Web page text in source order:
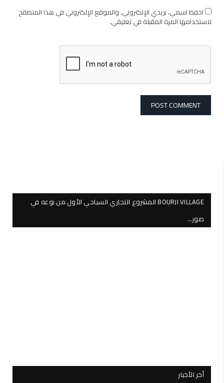
احفظ اسمي، بريدي الإلكتروني، والموقع الإلكتروني في هذا المتصفح
لاستخدامها المرة المقبلة في تعليقي.
BOURJI VILLAGE المشروع التجاري السياحي الأول من نوعه في
صور…
أخر الأخبار